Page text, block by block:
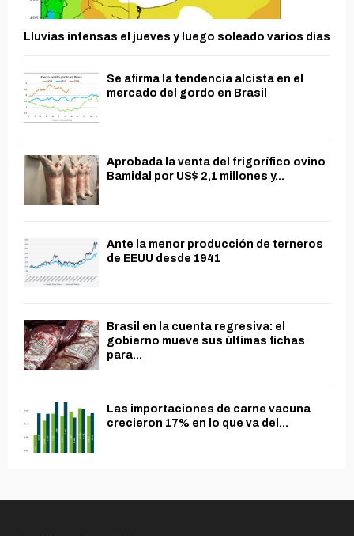
Lluvias intensas el jueves y luego soleado varios días
Se afirma la tendencia alcista en el
mercado del gordo en Brasil
Aprobada la venta del frigorífico ovino
Bamidal por US$ 2,1 millones y...
Ante la menor producción de terneros
de EEUU desde 1941
Brasil en la cuenta regresiva: el
gobierno mueve sus últimas fichas
para...
Las importaciones de carne vacuna
crecieron 17% en lo que va del...